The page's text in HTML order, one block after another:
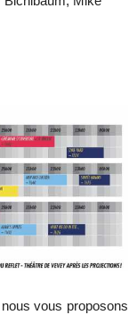
vous proposons